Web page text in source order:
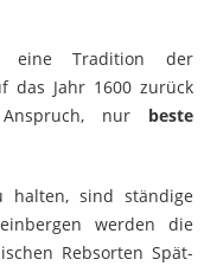
eine Tradition der
das Jahr 1600 zurück
nur beste
halten, sind ständige
werden die
Rebsorten Spät-